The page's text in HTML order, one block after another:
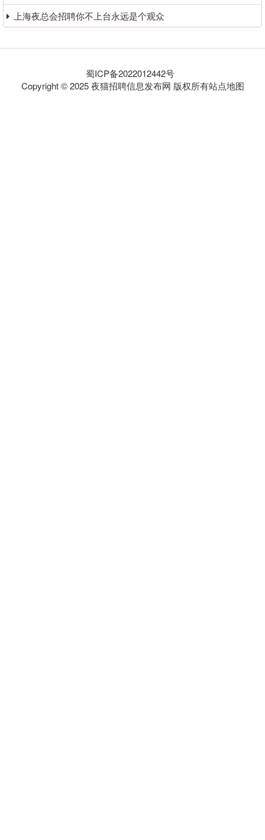
上海夜总会招聘你不上台永远是个观众
蜀ICP备2022012442号
Copyright © 2025 夜猫招聘信息发布网 版权所有站点地图